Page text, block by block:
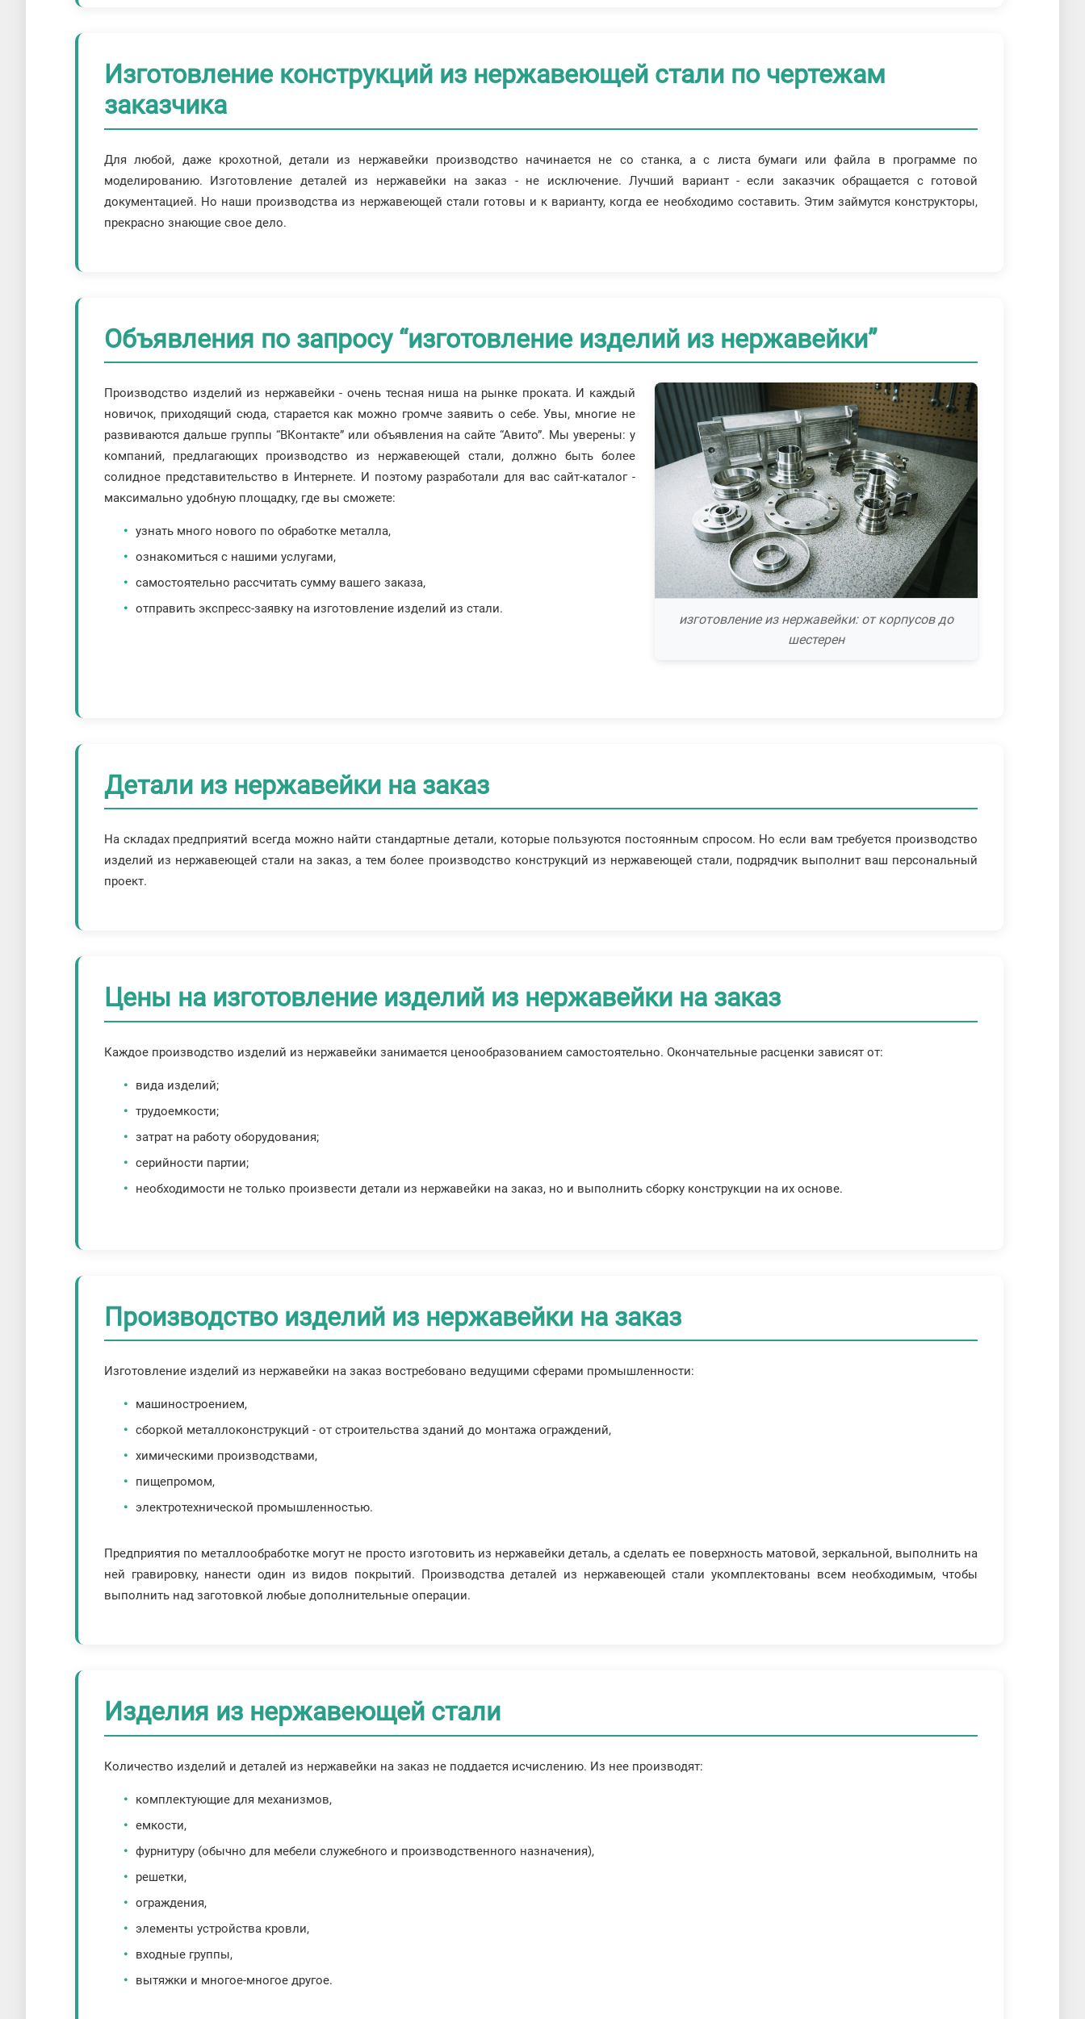
Изготовление конструкций из нержавеющей стали по чертежам
заказчика
Для любой, даже крохотной, детали из нержавейки производство начинается не со станка, а с листа бумаги или файла в программе по
моделированию. Изготовление деталей из нержавейки на заказ - не исключение. Лучший вариант - если заказчик обращается с готовой
документацией. Но наши производства из нержавеющей стали готовы и к варианту, когда ее необходимо составить. Этим займутся конструкторы,
прекрасно знающие свое дело.
Объявления по запросу “изготовление изделий из нержавейки”
изготовление из нержавейки: от корпусов до
шестерен
Производство изделий из нержавейки - очень тесная ниша на рынке проката. И каждый
новичок, приходящий сюда, старается как можно громче заявить о себе. Увы, многие не
развиваются дальше группы “ВКонтакте” или объявления на сайте “Авито”. Мы уверены: у
компаний, предлагающих производство из нержавеющей стали, должно быть более
солидное представительство в Интернете. И поэтому разработали для вас сайт-каталог -
максимально удобную площадку, где вы сможете:
узнать много нового по обработке металла,
ознакомиться с нашими услугами,
самостоятельно рассчитать сумму вашего заказа,
отправить экспресс-заявку на изготовление изделий из стали.
Детали из нержавейки на заказ
На складах предприятий всегда можно найти стандартные детали, которые пользуются постоянным спросом. Но если вам требуется производство
изделий из нержавеющей стали на заказ, а тем более производство конструкций из нержавеющей стали, подрядчик выполнит ваш персональный
проект.
Цены на изготовление изделий из нержавейки на заказ
Каждое производство изделий из нержавейки занимается ценообразованием самостоятельно. Окончательные расценки зависят от:
вида изделий;
трудоемкости;
затрат на работу оборудования;
серийности партии;
необходимости не только произвести детали из нержавейки на заказ, но и выполнить сборку конструкции на их основе.
Производство изделий из нержавейки на заказ
Изготовление изделий из нержавейки на заказ востребовано ведущими сферами промышленности:
машиностроением,
сборкой металлоконструкций - от строительства зданий до монтажа ограждений,
химическими производствами,
пищепромом,
электротехнической промышленностью.
Предприятия по металлообработке могут не просто изготовить из нержавейки деталь, а сделать ее поверхность матовой, зеркальной, выполнить на
ней гравировку, нанести один из видов покрытий. Производства деталей из нержавеющей стали укомплектованы всем необходимым, чтобы
выполнить над заготовкой любые дополнительные операции.
Изделия из нержавеющей стали
Количество изделий и деталей из нержавейки на заказ не поддается исчислению. Из нее производят:
комплектующие для механизмов,
емкости,
фурнитуру (обычно для мебели служебного и производственного назначения),
решетки,
ограждения,
элементы устройства кровли,
входные группы,
вытяжки и многое-многое другое.